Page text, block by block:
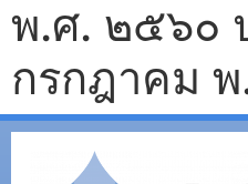
พ.ศ. ๒๕๖๐
กรกฎาคม